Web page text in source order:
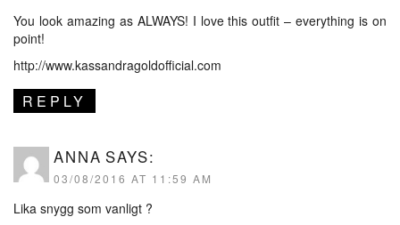
You look amazing as ALWAYS! I love this outfit – everything is on
point!
http://www.kassandragoldofficial.com
REPLY
ANNA SAYS:
03/08/2016 AT 11:59 AM
Lika snygg som vanligt ?